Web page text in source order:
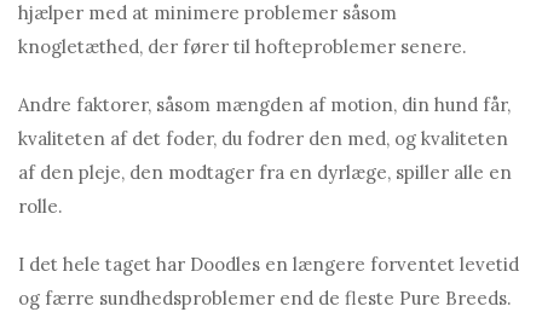
hjælper med at minimere problemer såsom
knogletæthed, der fører til hofteproblemer senere.
Andre faktorer, såsom mængden af ​​motion, din hund får,
kvaliteten af ​​det foder, du fodrer den med, og kvaliteten
af ​​den pleje, den modtager fra en dyrlæge, spiller alle en
rolle.
I det hele taget har Doodles en længere forventet levetid
og færre sundhedsproblemer end de fleste Pure Breeds.